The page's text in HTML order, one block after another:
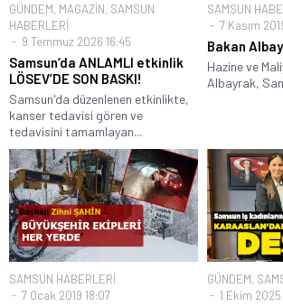
GÜNDEM, MAGAZİN, SAMSUN
HABERLERİ
9 Temmuz 2026 16:45
Samsun’da ANLAMLI etkinlik
LÖSEV’DE SON BASKI!
Samsun'da düzenlenen etkinlikte,
kanser tedavisi gören ve
tedavisini tamamlayan...
SAMSUN
7 Kasım
Bakan
Hazine ve
Albayrak,
SAMSUN HABERLERİ
7 Ocak 2019 18:07
GÜNDEM,
1 Ekim 2025